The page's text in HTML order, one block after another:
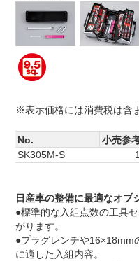
※表示価格には消費税は含
No. 小売参
SK305M-S
日産車の整備に最適なオプ
●標準的な入組点数の工具
がります。
●プラグレンチや16×18mm
に適した入組内容。